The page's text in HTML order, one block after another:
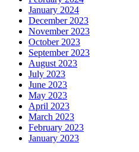
January 2024
December 2023
November 2023
October 2023
September 2023
August 2023
July 2023
June 2023
May 2023
April 2023
March 2023
February 2023
January 2023